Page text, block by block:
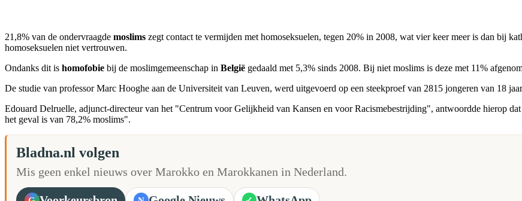
21,8% van de ondervraagde moslims zegt contact te vermijden met homoseksuelen, tegen 20% in 2008, wat vier keer meer is dan bij
homoseksuelen niet vertrouwen.
Ondanks dit is homofobie bij de moslimgemeenschap in België gedaald met 5,3% sinds 2008. Bij niet moslims is deze met 11%
De studie van professor Marc Hooghe aan de Universiteit van Leuven, werd uitgevoerd op een steekproef van 2815 jongeren van 18
Edouard Delruelle, adjunct-directeur van het "Centrum voor Gelijkheid van Kansen en voor Racismebestrijding", antwoordde hierop
het geval is van 78,2% moslims".
Bladna.nl volgen
Mis geen enkel nieuws over Marokko en Marokkanen in Nederland.